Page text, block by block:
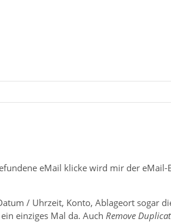
eMail klicke wird mir der
/ Uhrzeit, Konto, Ablageort sogar
einziges Mal da. Auch Remove